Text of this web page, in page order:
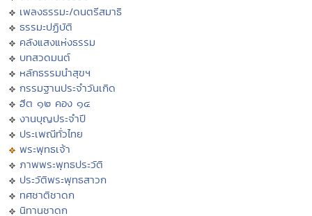
เพลงธรรมะ/ดนตรีสมาธิ
ธรรมะปฏิบัติ
คลังแสงแห่งธรรม
บทสวดมนต์
หลักธรรมนำสุขฯ
กรรมฐานประจำวันเกิด
ฮีต ๑๒ คอง ๑๔
งานบุญประจำปี
ประเพณีทั่วไทย
พระพุทธเจ้า
ภาพพระพุทธประวัติ
ประวัติพระพุทธสาวก
ทศชาติชาดก
นิทานชาดก